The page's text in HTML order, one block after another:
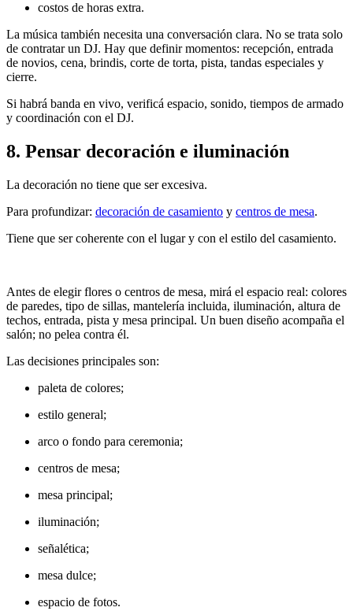
costos de horas extra.
La música también necesita una conversación clara. No se trata solo
de contratar un DJ. Hay que definir momentos: recepción, entrada
de novios, cena, brindis, corte de torta, pista, tandas especiales y
cierre.
Si habrá banda en vivo, verificá espacio, sonido, tiempos de armado
y coordinación con el DJ.
8. Pensar decoración e iluminación
La decoración no tiene que ser excesiva.
Para profundizar: decoración de casamiento y centros de mesa.
Tiene que ser coherente con el lugar y con el estilo del casamiento.
Antes de elegir flores o centros de mesa, mirá el espacio real: colores
de paredes, tipo de sillas, mantelería incluida, iluminación, altura de
techos, entrada, pista y mesa principal. Un buen diseño acompaña el
salón; no pelea contra él.
Las decisiones principales son:
paleta de colores;
estilo general;
arco o fondo para ceremonia;
centros de mesa;
mesa principal;
iluminación;
señalética;
mesa dulce;
espacio de fotos.